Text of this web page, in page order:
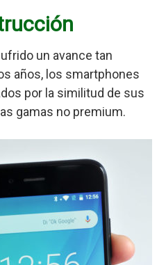
un avance tan
años, los smartphones
por la similitud de sus
gamas no premium.